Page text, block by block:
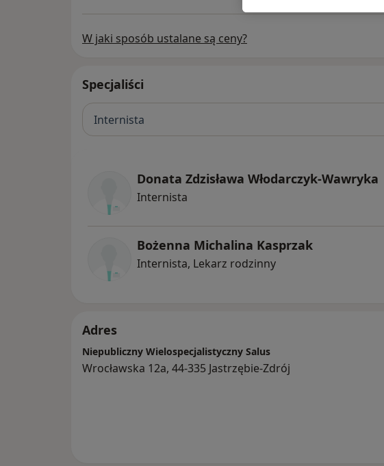
W jaki sposób ustalane są ceny?
Specjaliści
Internista
Donata Zdzisława Włodarczyk-Wawryka
Internista
Bożenna Michalina Kasprzak
Internista, Lekarz rodzinny
Adres
Niepubliczny Wielospecjalistyczny Salus
Wrocławska 12a, 44-335 Jastrzębie-Zdrój